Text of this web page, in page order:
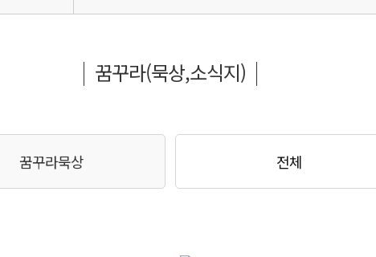
꿈꾸라(묵상,소식지)
꿈꾸라묵상 전체